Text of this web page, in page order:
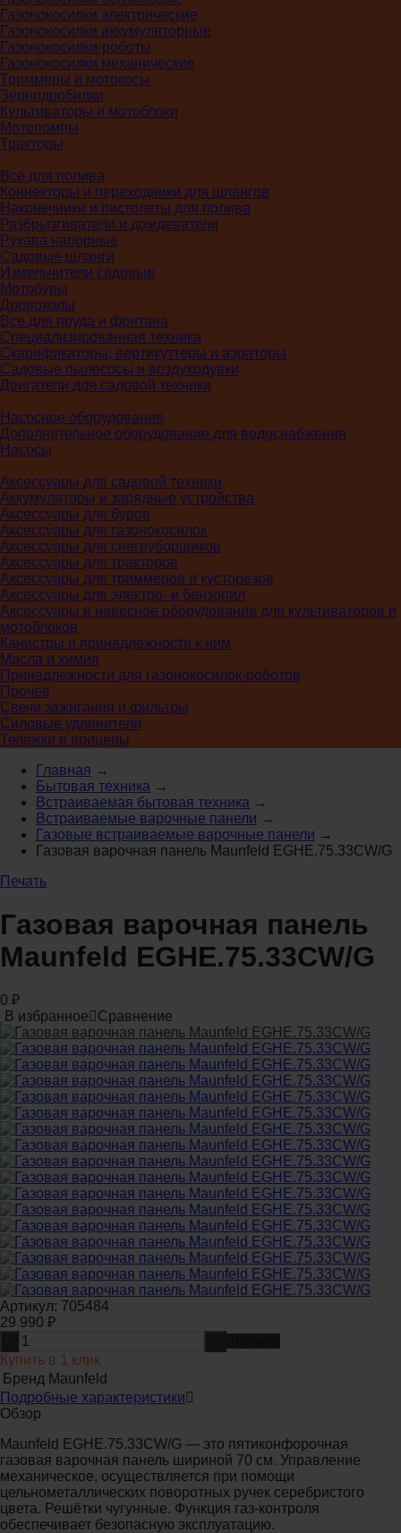
Газонокосилки электрические
Газонокосилки аккумуляторные
Газонокосилки-роботы
Газонокосилки механические
Триммеры и мотокосы
Зернодробилки
Культиваторы и мотоблоки
Мотопомпы
Тракторы
Всё для полива
Коннекторы и переходники для шлангов
Наконечники и пистолеты для полива
Разбрызгиватели и дождеватели
Рукава напорные
Садовые шланги
Измельчители садовые
Мотобуры
Дровоколы
Все для пруда и фонтана
Специализированная техника
Скарификаторы, вертикуттеры и аэраторы
Садовые пылесосы и воздуходувки
Двигатели для садовой техники
Насосное оборудование
Дополнительное оборудование для водоснабжения
Насосы
Аксессуары для садовой техники
Аккумуляторы и зарядные устройства
Аксессуары для буров
Аксессуары для газонокосилок
Аксессуары для снегоуборщиков
Аксессуары для тракторов
Аксессуары для триммеров и кусторезов
Аксессуары для электро- и бензопил
Аксессуары и навесное оборудование для культиваторов и
мотоблоков
Канистры и принадлежности к ним
Масла и химия
Принадлежности для газонокосилок-роботов
Прочее
Свечи зажигания и фильтры
Силовые удлинители
Тележки и прицепы
Главная →
Бытовая техника →
Встраиваемая бытовая техника →
Встраиваемые варочные панели →
Газовые встраиваемые варочные панели →
Газовая варочная панель Maunfeld EGHE.75.33CW/G
Печать
Газовая варочная панель
Maunfeld EGHE.75.33CW/G
0 ₽
В избранное
Сравнение
Артикул: 705484
29 990 ₽
Купить в 1 клик
Бренд Maunfeld
Подробные характеристики
Обзор
Maunfeld EGHE.75.33CW/G — это пятиконфорочная
газовая варочная панель шириной 70 см. Управление
механическое, осуществляется при помощи
цельнометаллических поворотных ручек серебристого
цвета. Решётки чугунные. Функция газ-контроля
обеспечивает безопасную эксплуатацию.